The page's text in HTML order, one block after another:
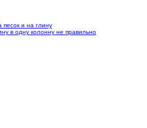
песок и на глину
в одну колонну не правильно